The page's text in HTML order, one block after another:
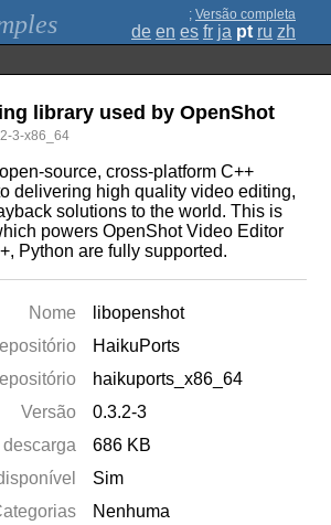
; Versão completa
de en es fr ja pt ru zh
library used by OpenShot
3-x86_64
source, cross-platform C++
delivering high quality video editing,
solutions to the world. This is
powers OpenShot Video Editor
Python are fully supported.
Nome
libopenshot
HaikuPorts
haikuports_x86_64
Versão
0.3.2-3
686 KB
Sim
Nenhuma